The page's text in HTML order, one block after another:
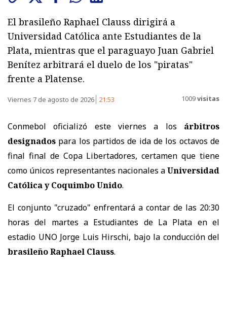
El brasileño Raphael Clauss dirigirá a
Universidad Católica ante Estudiantes de la
Plata, mientras que el paraguayo Juan Gabriel
Benítez arbitrará el duelo de los "piratas"
frente a Platense.
Viernes 7 de agosto de 2026 21:53 1009visitas
Conmebol oficializó este viernes a los árbitros
designados para los partidos de ida de los octavos de
final final de Copa Libertadores, certamen que tiene
como únicos representantes nacionales aUniversidad
Católica y Coquimbo Unido.
El conjunto "cruzado" enfrentará a contar de las 20:30
horas del martes a Estudiantes de La Plata en el
estadio UNO Jorge Luis Hirschi, bajo la conducción del
brasileño Raphael Clauss.